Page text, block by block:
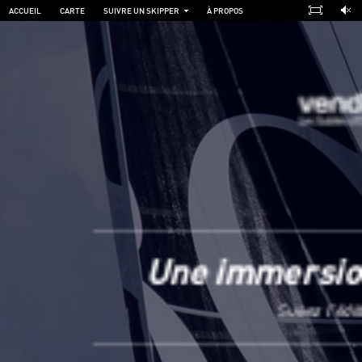
ACCUEIL CARTE SUIVRE UN SKIPPER À PROPOS
Une
Suivez